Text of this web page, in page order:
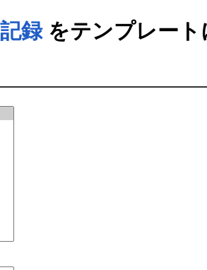
録をテンプレート